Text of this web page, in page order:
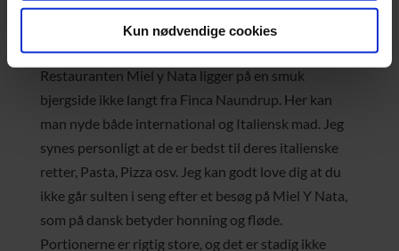
Kun nødvendige cookies
4. Pizza med udsigt
Restauranten Miel y Nata ligger på en smuk
bjergside ikke langt fra Finca Naundrup. Her kan
man nyde både international og Italiensk mad. Jeg
synes personligt at de er bedst til deres italienske
retter, Pasta, Pizza osv. Jeg kan godt love dig at du
ikke går sulten i seng efter et besøg på Miel Y Nata,
som på dansk betyder honning og fløde.
Portionerne er rigtig store, og det er stadig ikke